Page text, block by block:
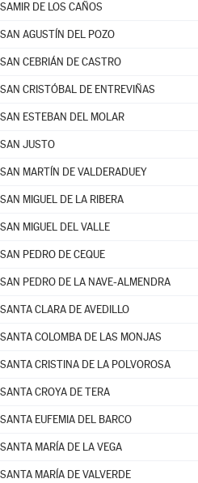
SAMIR DE LOS CAÑOS
SAN AGUSTÍN DEL POZO
SAN CEBRIÁN DE CASTRO
SAN CRISTÓBAL DE ENTREVIÑAS
SAN ESTEBAN DEL MOLAR
SAN JUSTO
SAN MARTÍN DE VALDERADUEY
SAN MIGUEL DE LA RIBERA
SAN MIGUEL DEL VALLE
SAN PEDRO DE CEQUE
SAN PEDRO DE LA NAVE-ALMENDRA
SANTA CLARA DE AVEDILLO
SANTA COLOMBA DE LAS MONJAS
SANTA CRISTINA DE LA POLVOROSA
SANTA CROYA DE TERA
SANTA EUFEMIA DEL BARCO
SANTA MARÍA DE LA VEGA
SANTA MARÍA DE VALVERDE